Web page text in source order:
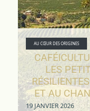
AU CŒUR DES ORIGINES
LES
ET AU
19 JANVIER 2026